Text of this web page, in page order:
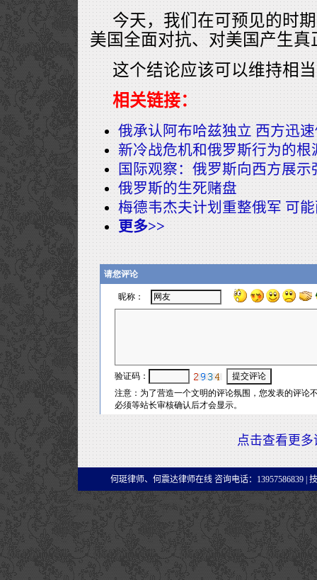
今天，我们在可预见的时
美国全面对抗、对美国产生
这个结论应该可以维持相
相关链接：
俄承认阿布哈兹独立 西方迅
新冷战危机和俄罗斯行为的根
国际观察：俄罗斯向西方展示
俄罗斯的生死赌盘
梅德韦杰夫计划重整俄军 可
更多>>
点击查看更多
何珽律师、何震达律师在线 咨询电话：13957586839 |